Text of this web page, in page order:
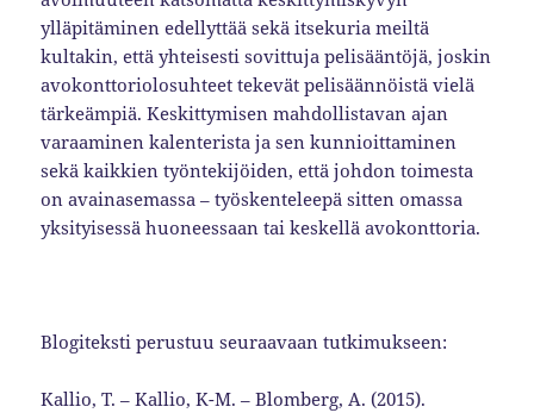
ylläpitäminen edellyttää sekä itsekuria meiltä
kultakin, että yhteisesti sovittuja pelisääntöjä, joskin
avokonttoriolosuhteet tekevät pelisäännöistä vielä
tärkeämpiä. Keskittymisen mahdollistavan ajan
varaaminen kalenterista ja sen kunnioittaminen
sekä kaikkien työntekijöiden, että johdon toimesta
on avainasemassa – työskenteleepä sitten omassa
yksityisessä huoneessaan tai keskellä avokonttoria.
Blogiteksti perustuu seuraavaan tutkimukseen:
Kallio, T. – Kallio, K-M. – Blomberg, A. (2015).